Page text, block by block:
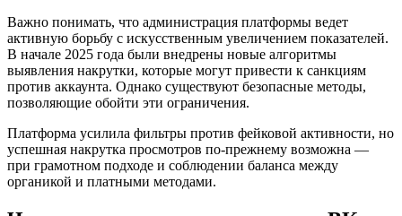
Важно понимать, что администрация платформы ведет
активную борьбу с искусственным увеличением показателей.
В начале 2025 года были внедрены новые алгоритмы
выявления накрутки, которые могут привести к санкциям
против аккаунта. Однако существуют безопасные методы,
позволяющие обойти эти ограничения.
Платформа усилила фильтры против фейковой активности, но
успешная накрутка просмотров по-прежнему возможна —
при грамотном подходе и соблюдении баланса между
органикой и платными методами.